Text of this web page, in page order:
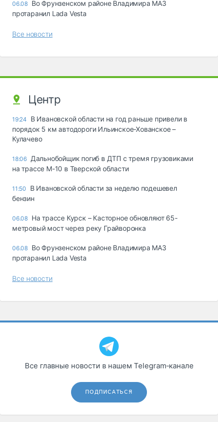
06.08 Во Фрунзенском районе Владимира МАЗ
протаранил Lada Vesta
Все новости
Центр
19:24
В Ивановской области на год раньше привели в
порядок 5 км автодороги Ильинское-Хованское –
Кулачево
18:06 Дальнобойщик погиб в ДТП с тремя грузовиками
на трассе М-10 в Тверской области
11:50
В Ивановской области за неделю подешевел
бензин
06.08 На трассе Курск – Касторное обновляют 65-
метровый мост через реку Грайворонка
06.08 Во Фрунзенском районе Владимира МАЗ
протаранил Lada Vesta
Все новости
Все главные новости в нашем Telegram‑канале
ПОДПИСАТЬСЯ